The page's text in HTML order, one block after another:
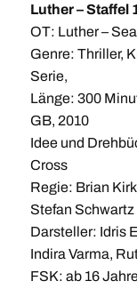
Luther – Staffel
OT: Luther –
Genre: Thriller,
Serie,
Länge: 300
GB, 2010
Idee und
Cross
Regie: Brian
Stefan Schwartz
Darsteller: Idris
Indira Varma,
FSK: ab 16